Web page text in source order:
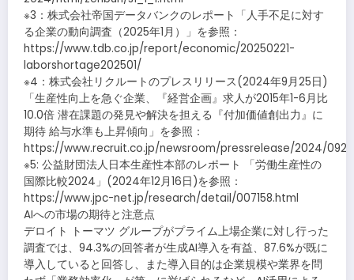
※3：株式会社帝国データバンクのレポート「人手不足に対す
る企業の動向調査（2025年1月）」を参照：
https://www.tdb.co.jp/report/economic/20250221-
laborshortage202501/
※4：株式会社リクルートのプレスリリース(2024年9月25日)
「生産性向上を急ぐ企業、『経営企画』求人が2015年1-6月比
10.0倍 潜在課題の発見や解決を担える『付加価値創出力』に
期待 給与水準も上昇傾向」を参照：
https://www.recruit.co.jp/newsroom/pressrelease/2024/
※5: 公益財団法人日本生産性本部のレポート 「労働生産性の
国際比較2024」(2024年12月16日)を参照：
https://www.jpc-net.jp/research/detail/007158.html
AIへの市場の期待と注意点
デロイト トーマツ グループがプライム上場企業に対し行った
調査では、94.3%の回答者が生成AI導入を有益、87.6%が既に
導入していると回答し、また導入目的は企業規模や業界を問